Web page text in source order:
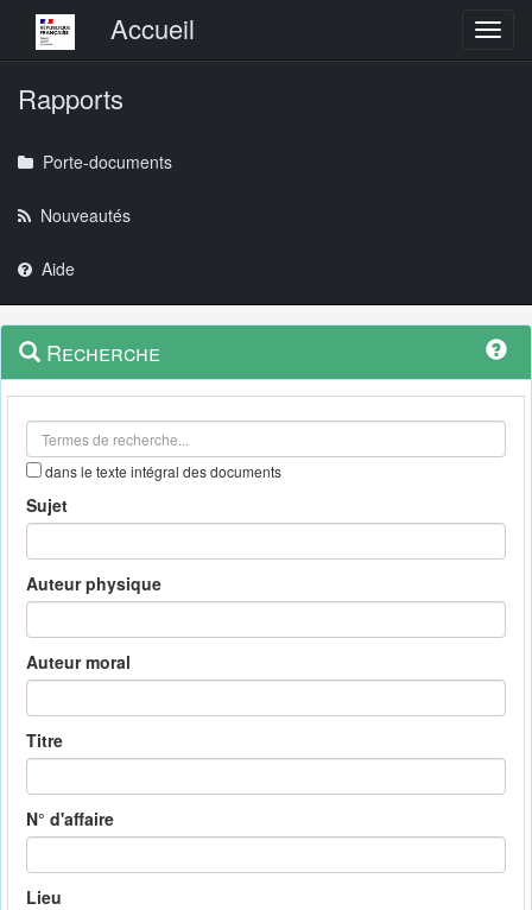
Menu principalAccueil
Rapports
Porte-documents
Nouveautés
Aide
Navigation
outils
Menu
contextuel
Recherche
dans le texte intégral des documents
Sujet
Auteur physique
Auteur moral
Titre
N° d'affaire
Lieu